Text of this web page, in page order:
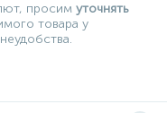
просим уточнять
товара у